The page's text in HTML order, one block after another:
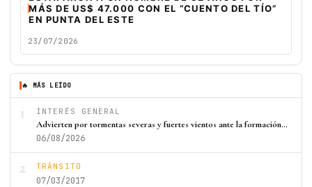
MÁS DE US$ 47.000 CON EL “CUENTO DEL TÍO”
EN PUNTA DEL ESTE
23/07/2026
🔥 MÁS LEÍDO
1 INTERÉS GENERAL
Advierten por tormentas severas y fuertes vientos ante la formación…
06/08/2026
2 TRÁNSITO
07/03/2017